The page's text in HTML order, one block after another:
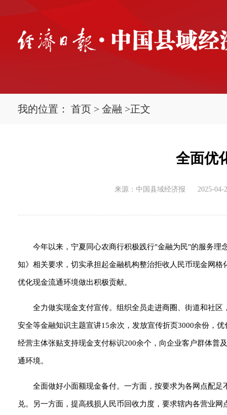
我的位置： 首页 > 金融 >正文
全面优
来源：中国县域经济报 2025-04-
今年以来，宁夏同心农商行积极践行"金融为民"的服务理
知》相关要求，切实承担起金融机构整治拒收人民币现金网
优化现金流通环境做出积极贡献。
全力做实现金支付宣传。组织全员走进商圈、街道和社
安全等金融知识主题宣讲15余次，发放宣传折页3000余份，
经营主体张贴支持现金支付标识200余个，向企业客户群体普
通环境。
全面做好小面额现金备付。一方面，按要求为各网点配
兑。另一方面，提高残损人民币回收力度，要求辖内各营业